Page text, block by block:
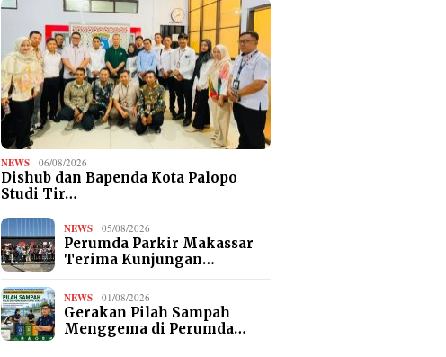
NEWS 06/08/2026
Dishub dan Bapenda Kota Palopo
Studi Tir…
NEWS 05/08/2026
Perumda Parkir Makassar
Terima Kunjungan…
NEWS 01/08/2026
Gerakan Pilah Sampah
Menggema di Perumda…